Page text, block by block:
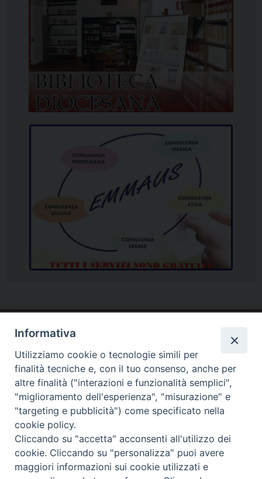
Piazza Duomo
81057 TEANO (CE)
Informativa
Utilizziamo cookie o tecnologie simili per
finalità tecniche e, con il tuo consenso, anche per
altre finalità ("interazioni e funzionalità semplici",
"miglioramento dell'esperienza", "misurazione" e
"targeting e pubblicità") come specificato nella
cookie policy.
Cliccando su "accetta" acconsenti all'utilizzo dei
cookie. Cliccando su "personalizza" puoi avere
maggiori informazioni sui cookie utilizzati e